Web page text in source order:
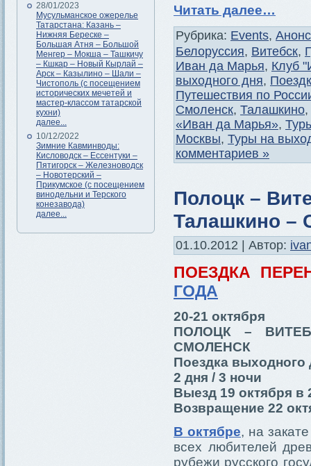
28/01/2023
Мусульманское ожерелье
Татарстана: Казань –
Нижняя Береске –
Большая Атня – Большой
Менгер – Мокша – Ташкичу
– Кшкар – Новый Кырлай –
Арск – Казылино – Шали –
Чистополь (с посещением
исторических мечетей и
мастер-классом татарской
кухни)
далее...
10/12/2022
Зимние Кавминводы:
Кисловодск – Ессентуки –
Пятигорск – Железноводск
– Новотерский –
Прикумское (с посещением
винодельни и Терского
конезавода)
далее...
Читать далее…
Рубрика: Events,
Белоруссия, Витебск,
Иван да Марья, Клуб
выходного дня,
Путешествия по
Смоленск, Талашкино,
«Иван да Марья»,
Москвы, Туры на
комментариев »
Полоцк –
Талашкино –
01.10.2012 | Автор:
ПОЕЗДКА
ГОДА
20-21 октября
ПОЛОЦК –
СМОЛЕНСК
Поездка выходного
2 дня / 3 ночи
Выезд 19 октября в
Возвращение 22
В октябре, на
всех любителей
рубежи русского